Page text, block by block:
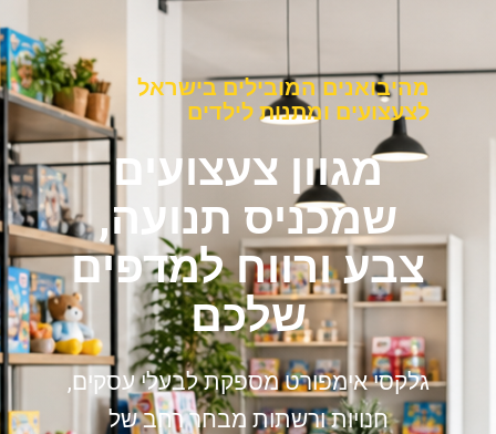
מהיבואנים המובילים בישראל
לצעצועים ומתנות לילדים
מגוון צעצועים
שמכניס תנועה,
צבע ורווח למדפים
שלכם
גלקסי אימפורט מספקת לבעלי עסקים,
חנויות ורשתות מבחר רחב של